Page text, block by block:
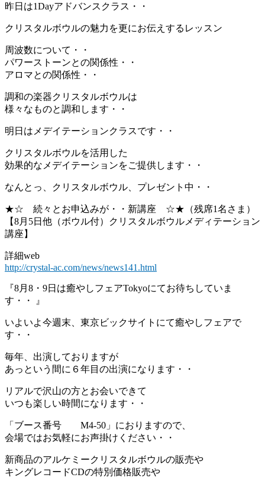
昨日は1Dayアドバンスクラス・・
クリスタルボウルの魅力を更にお伝えするレッスン
周波数について・・
パワーストーンとの関係性・・
アロマとの関係性・・
調和の楽器クリスタルボウルは
様々なものと調和します・・
明日はメデイテーションクラスです・・
クリスタルボウルを活用した
効果的なメデイテーションをご提供します・・
なんとっ、クリスタルボウル、プレゼント中・・
★☆ 続々とお申込みが・・新講座 ☆★（残席1名さま）
【8月5日他（ボウル付）クリスタルボウルメディテーション
講座】
詳細web
http://crystal-ac.com/news/news141.html
『8月8・9日は癒やしフェアTokyoにてお待ちしていま
す・・ 』
いよいよ今週末、東京ビックサイトにて癒やしフェアで
す・・
毎年、出演しておりますが
あっという間に６年目の出演になります・・
リアルで沢山の方とお会いできて
いつも楽しい時間になります・・
「ブース番号 M4-50」におりますので、
会場ではお気軽にお声掛けください・・
新商品のアルケミークリスタルボウルの販売や
キングレコードCDの特別価格販売や